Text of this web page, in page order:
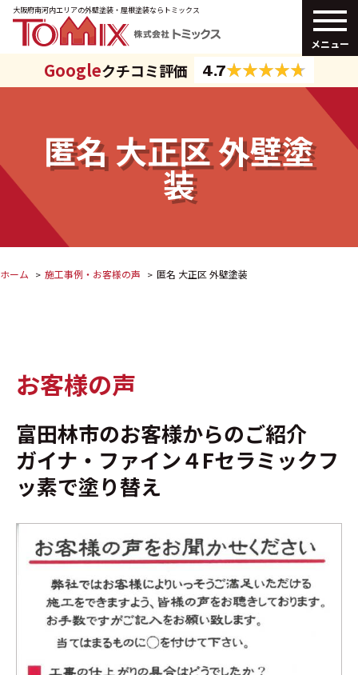
大阪府南河内エリアの外壁塗装・ 屋根塗装ならトミックス
メニュー
Googleクチコミ評価 4.7
匿名 大正区 外壁塗
装
ホーム 施工事例・お客様の声 匿名 大正区 外壁塗装
お客様の声
富田林市のお客様からのご紹介
ガイナ・ファイン４Fセラミックフ
ッ素で塗り替え